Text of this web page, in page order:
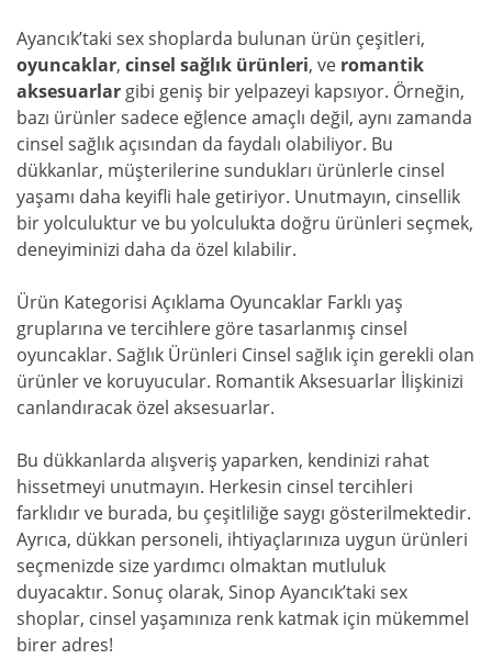
Ayancık’taki sex shoplarda bulunan ürün çeşitleri,
oyuncaklar, cinsel sağlık ürünleri, ve romantik
aksesuarlargibi geniş bir yelpazeyi kapsıyor. Örneğin,
bazı ürünler sadece eğlence amaçlı değil, aynı zamanda
cinsel sağlık açısından da faydalı olabiliyor. Bu
dükkanlar, müşterilerine sundukları ürünlerle cinsel
yaşamı daha keyifli hale getiriyor. Unutmayın, cinsellik
bir yolculuktur ve bu yolculukta doğru ürünleri seçmek,
deneyiminizi daha da özel kılabilir.
Ürün Kategorisi Açıklama Oyuncaklar Farklı yaş
gruplarına ve tercihlere göre tasarlanmış cinsel
oyuncaklar. Sağlık Ürünleri Cinsel sağlık için gerekli olan
ürünler ve koruyucular. Romantik Aksesuarlar İlişkinizi
canlandıracak özel aksesuarlar.
Bu dükkanlarda alışveriş yaparken, kendinizi rahat
hissetmeyi unutmayın. Herkesin cinsel tercihleri
farklıdır ve burada, bu çeşitliliğe saygı gösterilmektedir.
Ayrıca, dükkan personeli, ihtiyaçlarınıza uygun ürünleri
seçmenizde size yardımcı olmaktan mutluluk
duyacaktır. Sonuç olarak, Sinop Ayancık’taki sex
shoplar, cinsel yaşamınıza renk katmak için mükemmel
birer adres!